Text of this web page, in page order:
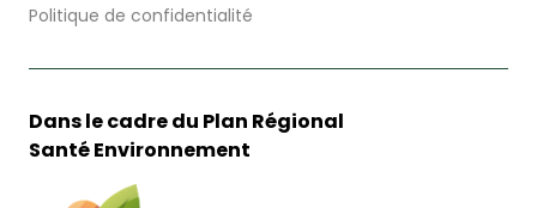
Politique de confidentialité
Dans le cadre du Plan Régional
Santé Environnement